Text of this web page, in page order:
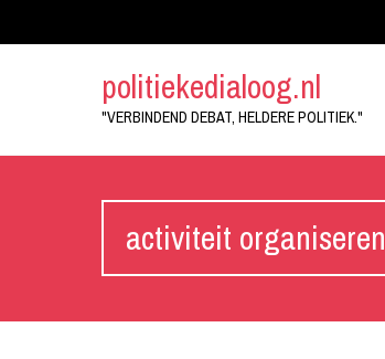
politiekedialoog.nl
"VERBINDEND DEBAT, HELDERE POLITIEK."
activiteit organiseren